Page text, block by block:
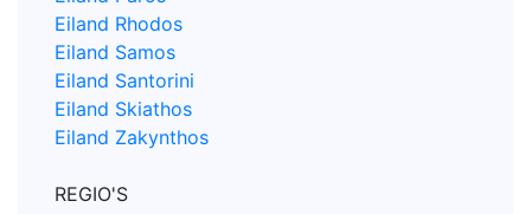
Eiland Rhodos
Eiland Samos
Eiland Santorini
Eiland Skiathos
Eiland Zakynthos
REGIO'S